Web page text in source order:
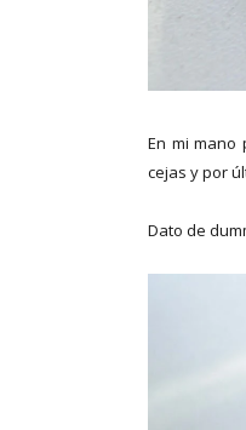
En mi mano
cejas y por
Dato de